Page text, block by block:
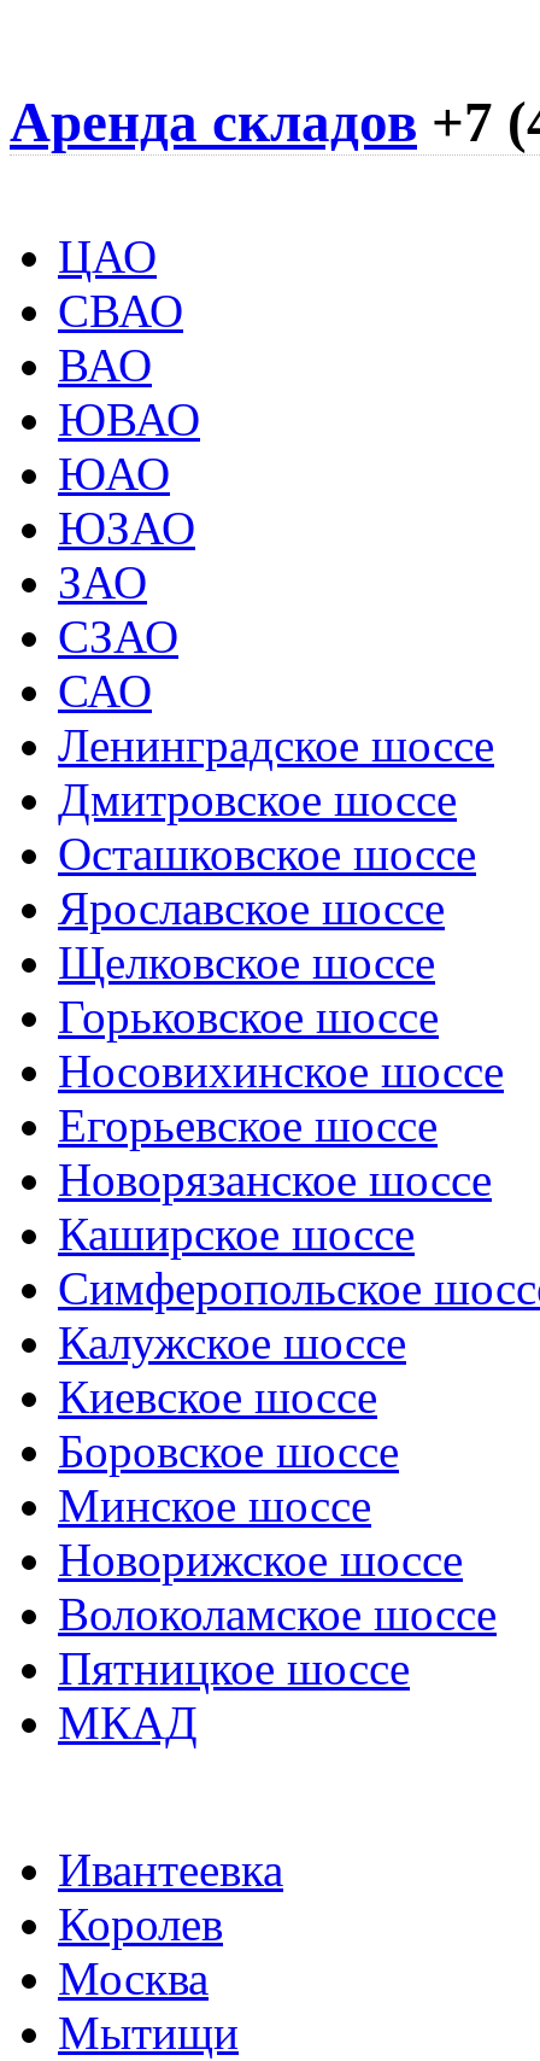
Аренда складов +7
ЦАО
СВАО
ВАО
ЮВАО
ЮАО
ЮЗАО
ЗАО
СЗАО
САО
Ленинградское шоссе
Дмитровское шоссе
Осташковское шоссе
Ярославское шоссе
Щелковское шоссе
Горьковское шоссе
Носовихинское шоссе
Егорьевское шоссе
Новорязанское шоссе
Каширское шоссе
Симферопольское
Калужское шоссе
Киевское шоссе
Боровское шоссе
Минское шоссе
Новорижское шоссе
Волоколамское шоссе
Пятницкое шоссе
МКАД
Ивантеевка
Королев
Москва
Мытищи